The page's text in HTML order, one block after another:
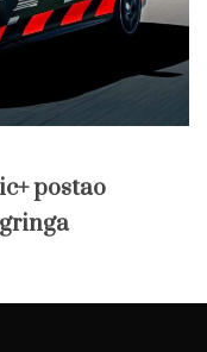
postao